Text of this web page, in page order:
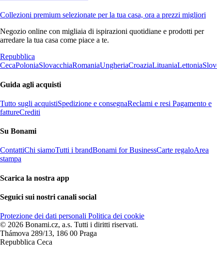
Collezioni premium selezionate per la tua casa, ora a prezzi migliori
Negozio online con migliaia di ispirazioni quotidiane e prodotti per
arredare la tua casa come piace a te.
Repubblica
CecaPoloniaSlovacchiaRomaniaUngheriaCroaziaLituaniaLettonia
Guida agli acquisti
Tutto sugli acquistiSpedizione e consegnaReclami e resi Pagamento e
fattureCrediti
Su Bonami
ContattiChi siamoTutti i brandBonami for BusinessCarte regaloArea
stampa
Scarica la nostra app
Seguici sui nostri canali social
Protezione dei dati personali Politica dei cookie
© 2026 Bonami.cz, a.s. Tutti i diritti riservati.
Thámova 289/13, 186 00 Praga
Repubblica Ceca